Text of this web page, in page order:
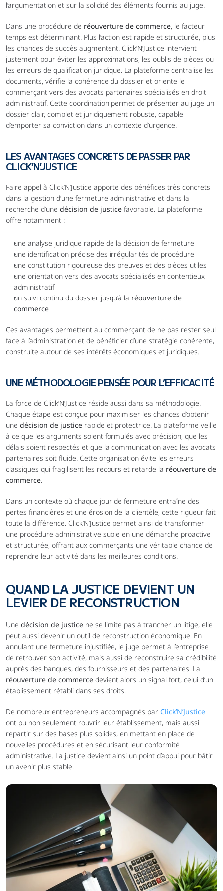
l’argumentation et sur la solidité des éléments fournis au juge.
Dans une procédure de réouverture de commerce, le facteur
temps est déterminant. Plus l’action est rapide et structurée, plus
les chances de succès augmentent. Click’N’Justice intervient
justement pour éviter les approximations, les oublis de pièces ou
les erreurs de qualification juridique. La plateforme centralise les
documents, vérifie la cohérence du dossier et oriente le
commerçant vers des avocats partenaires spécialisés en droit
administratif. Cette coordination permet de présenter au juge un
dossier clair, complet et juridiquement robuste, capable
d’emporter sa conviction dans un contexte d’urgence.
LES AVANTAGES CONCRETS DE PASSER PAR
CLICK’N’JUSTICE
Faire appel à Click’N’Justice apporte des bénéfices très concrets
dans la gestion d’une fermeture administrative et dans la
recherche d’une décision de justice favorable. La plateforme
offre notamment :
une analyse juridique rapide de la décision de fermeture
une identification précise des irrégularités de procédure
une constitution rigoureuse des preuves et des pièces utiles
une orientation vers des avocats spécialisés en contentieux
administratif
un suivi continu du dossier jusqu’à la réouverture de
commerce
Ces avantages permettent au commerçant de ne pas rester seul
face à l’administration et de bénéficier d’une stratégie cohérente,
construite autour de ses intérêts économiques et juridiques.
UNE MÉTHODOLOGIE PENSÉE POUR L’EFFICACITÉ
La force de Click’N’Justice réside aussi dans sa méthodologie.
Chaque étape est conçue pour maximiser les chances d’obtenir
une décision de justice rapide et protectrice. La plateforme veille
à ce que les arguments soient formulés avec précision, que les
délais soient respectés et que la communication avec les avocats
partenaires soit fluide. Cette organisation évite les erreurs
classiques qui fragilisent les recours et retarde la réouverture de
commerce.
Dans un contexte où chaque jour de fermeture entraîne des
pertes financières et une érosion de la clientèle, cette rigueur fait
toute la différence. Click’N’Justice permet ainsi de transformer
une procédure administrative subie en une démarche proactive
et structurée, offrant aux commerçants une véritable chance de
reprendre leur activité dans les meilleures conditions.
QUAND LA JUSTICE DEVIENT UN
LEVIER DE RECONSTRUCTION
Une décision de justice ne se limite pas à trancher un litige, elle
peut aussi devenir un outil de reconstruction économique. En
annulant une fermeture injustifiée, le juge permet à l’entreprise
de retrouver son activité, mais aussi de reconstruire sa crédibilité
réouverture de commerce devient alors un signal fort, celui d’un
établissement rétabli dans ses droits.
De nombreux entrepreneurs accompagnés par Click’N’Justice
ont pu non seulement rouvrir leur établissement, mais aussi
repartir sur des bases plus solides, en mettant en place de
nouvelles procédures et en sécurisant leur conformité
administrative. La justice devient ainsi un point d’appui pour bâtir
un avenir plus stable.